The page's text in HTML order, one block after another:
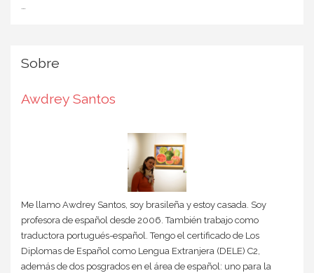
…
Sobre
Awdrey Santos
Me llamo Awdrey Santos, soy brasileña y estoy casada. Soy
profesora de español desde 2006. También trabajo como
traductora portugués-español. Tengo el certificado de Los
Diplomas de Español como Lengua Extranjera (DELE) C2,
además de dos posgrados en el área de español: uno para la